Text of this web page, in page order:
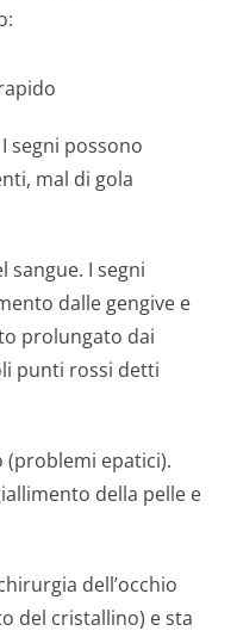
segni possono
mal di gola
sangue. I segni
dalle gengive e
prolungato dai
punti rossi detti
epatici).
della pelle e
dell’occhio
del cristallino) e sta